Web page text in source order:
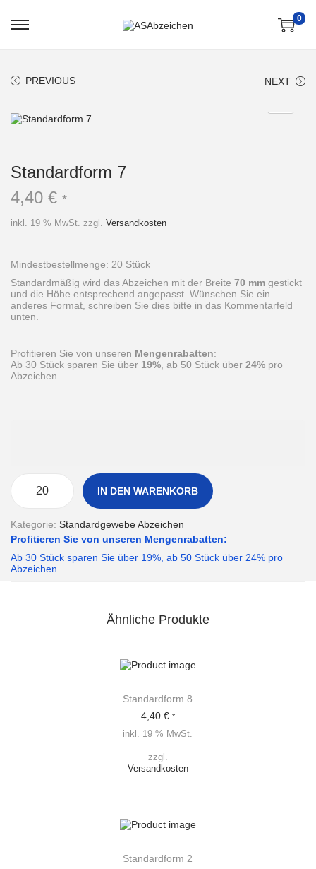
S
S
0
PREVIOUS NEXT
Standardform 7
4,40 € *
inkl. 19 % MwSt. zzgl. Versandkosten
Mindestbestellmenge: 20 Stück
Standardmäßig wird das Abzeichen mit der Breite 70 mm gestickt
und die Höhe entsprechend angepasst. Wünschen Sie ein
anderes Format, schreiben Sie dies bitte in das Kommentarfeld
unten.
Profitieren Sie von unseren Mengenrabatten:
Ab 30 Stück sparen Sie über 19%, ab 50 Stück über 24% pro
Abzeichen.
S
a
n
d
a
r
d
IN DEN WARENKORB
Kategorie: Standardgewebe Abzeichen
Profitieren Sie von unseren Mengenrabatten:
Ab 30 Stück sparen Sie über 19%, ab 50 Stück über 24% pro
Abzeichen.
Ähnliche Produkte
Standardform 8
4,40 € *
inkl. 19 % MwSt.
zzgl.
Versandkosten
Standardform 2